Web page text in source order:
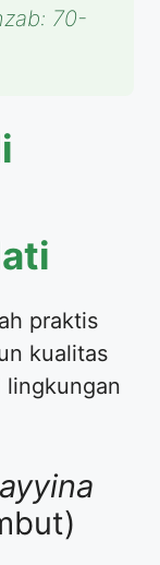
70-
praktis
kualitas
lingkungan